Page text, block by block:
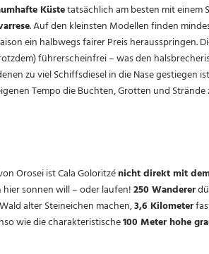
hafte Küstetatsächlich am besten mit einem
. Auf den kleinsten Modellen finden
ein halbwegs fairer Preis herausspringen.
führerscheinfrei – was den
zu viel Schiffsdiesel in die Nase gestiegen
Tempo die Buchten, Grotten und Strände
Orosei ist Cala Goloritzénicht direkt mit
sonnen will – oder laufen!250 Wanderer
alter Steineichen machen,3,6 Kilometer
wie die charakteristische100 Meter hohe